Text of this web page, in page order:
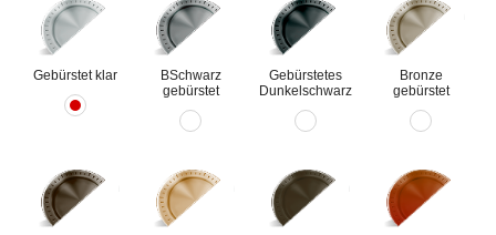
Gebürstet klar
ВSchwarz
gebürstet
Gebürstetes
Dunkelschwarz
Bronze
gebürstet